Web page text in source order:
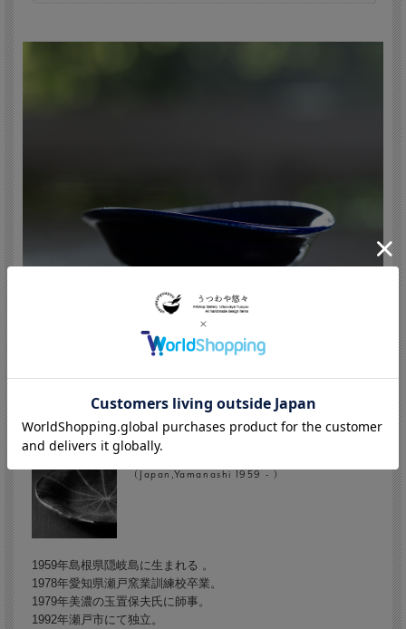
(Japan,Yamanashi 1959 - )
1959年島根県隠岐島に生まれる 。
1978年愛知県瀬戸窯業訓練校卒業。
1979年美濃の玉置保夫氏に師事。
1992年瀬戸市にて独立。